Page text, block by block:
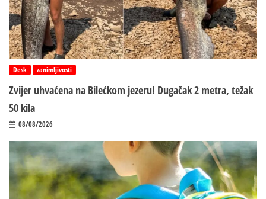
Desk zanimljivosti
Zvijer uhvaćena na Bilećkom jezeru! Dugačak 2 metra, težak
50 kila
08/08/2026